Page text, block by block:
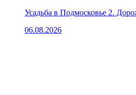
Усадьба в Подмосковье 2.
06.08.2026